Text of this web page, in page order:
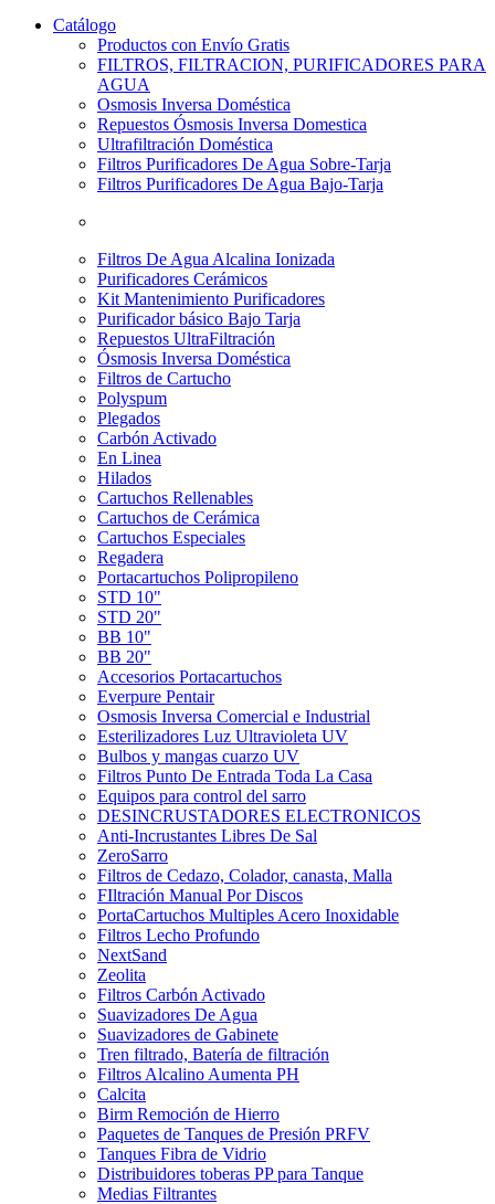
Catálogo
Productos con Envío Gratis
FILTROS, FILTRACION, PURIFICADORES PARA
AGUA
Osmosis Inversa Doméstica
Repuestos Ósmosis Inversa Domestica
Ultrafiltración Doméstica
Filtros Purificadores De Agua Sobre-Tarja
Filtros Purificadores De Agua Bajo-Tarja
Filtros De Agua Alcalina Ionizada
Purificadores Cerámicos
Kit Mantenimiento Purificadores
Purificador básico Bajo Tarja
Repuestos UltraFiltración
Ósmosis Inversa Doméstica
Filtros de Cartucho
Polyspum
Plegados
Carbón Activado
En Linea
Hilados
Cartuchos Rellenables
Cartuchos de Cerámica
Cartuchos Especiales
Regadera
Portacartuchos Polipropileno
STD 10"
STD 20"
BB 10"
BB 20"
Accesorios Portacartuchos
Everpure Pentair
Osmosis Inversa Comercial e Industrial
Esterilizadores Luz Ultravioleta UV
Bulbos y mangas cuarzo UV
Filtros Punto De Entrada Toda La Casa
Equipos para control del sarro
DESINCRUSTADORES ELECTRONICOS
Anti-Incrustantes Libres De Sal
ZeroSarro
Filtros de Cedazo, Colador, canasta, Malla
FIltración Manual Por Discos
PortaCartuchos Multiples Acero Inoxidable
Filtros Lecho Profundo
NextSand
Zeolita
Filtros Carbón Activado
Suavizadores De Agua
Suavizadores de Gabinete
Tren filtrado, Batería de filtración
Filtros Alcalino Aumenta PH
Calcita
Birm Remoción de Hierro
Paquetes de Tanques de Presión PRFV
Tanques Fibra de Vidrio
Distribuidores toberas PP para Tanque
Medias Filtrantes